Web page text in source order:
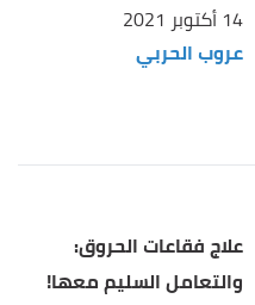
14 أكتوبر 2021
عروب الحربي
علاج فقاعات الحروق:
والتعامل السليم معها!